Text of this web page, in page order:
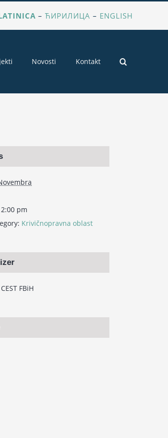
–ЋИРИЛИЦА – ENGLISH
Novosti Kontakt
pm
Krivičnopravna oblast
FBiH